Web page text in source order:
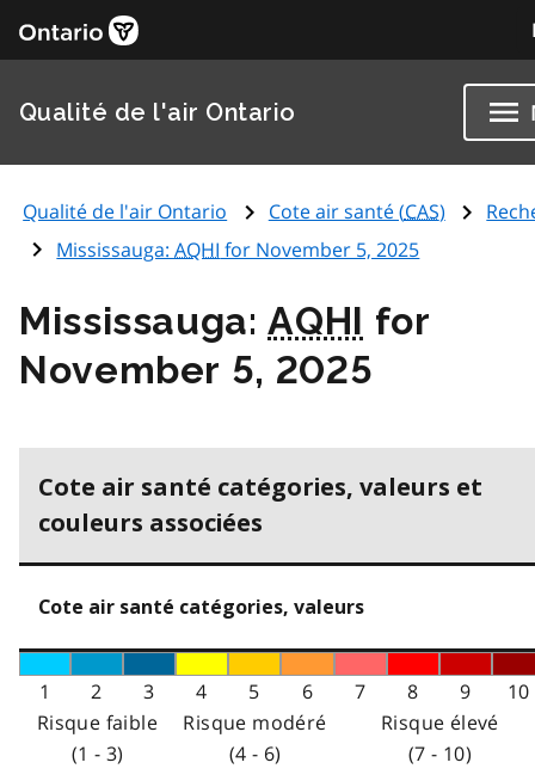
Qualité de l'air Ontario
Qualité de l'air Ontario Cote air santé (CAS)
Mississauga:AQHI for November 5, 2025
Mississauga:AQHI for
November 5, 2025
Cote air santé catégories, valeurs et
couleurs associées
Cote air santé catégories, valeurs
1 2 3 4 5 6 7 8 9
10
Risque faible
(1 - 3)
Risque modéré
(4 - 6)
Risque élevé
(7 - 10)